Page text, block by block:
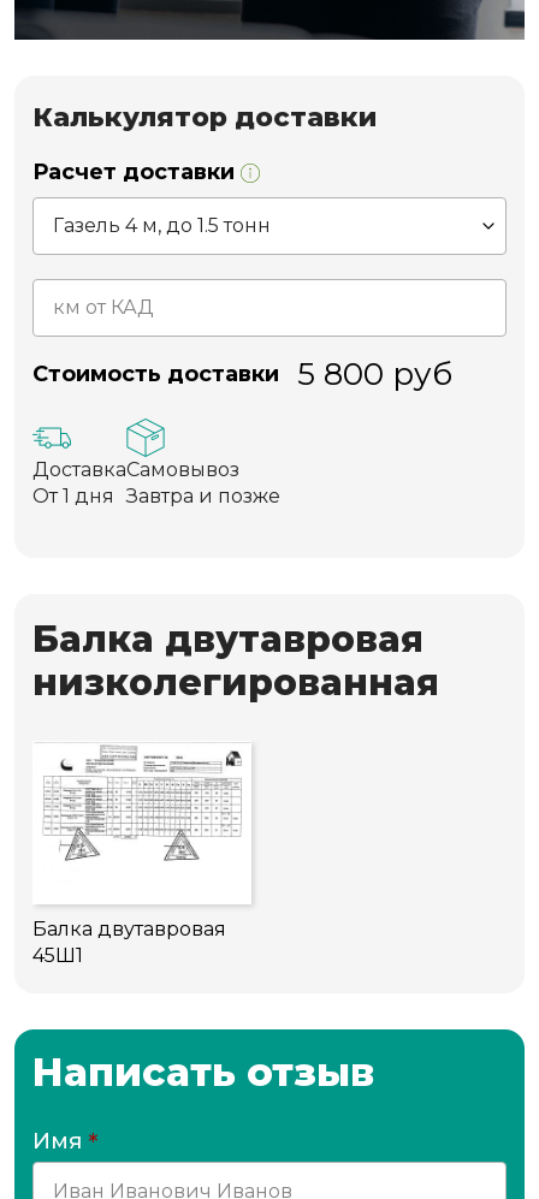
Калькулятор доставки
Расчет доставки
Стоимость доставки 5 800 руб
Доставка
От 1 дня
Самовывоз
Завтра и позже
Балка двутавровая
низколегированная
Балка двутавровая
45Ш1
Написать отзыв
Имя *